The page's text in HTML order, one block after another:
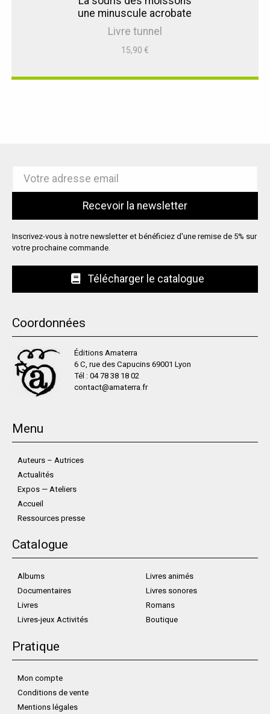
une minuscule acrobate
Livre tunnel
15,90 €
Inscrivez-vous à notre newsletter et bénéficiez d'une remise de 5% sur
votre prochaine commande.
Télécharger le catalogue
Coordonnées
Éditions Amaterra
6 C, rue des Capucins 69001 Lyon
Tél : 04 78 38 18 02
contact@amaterra.fr
Menu
Auteurs – Autrices
Actualités
Expos — Ateliers
Accueil
Ressources presse
Catalogue
Albums
Documentaires
Livres
Livres-jeux Activités
Livres animés
Livres sonores
Romans
Boutique
Pratique
Mon compte
Conditions de vente
Mentions légales